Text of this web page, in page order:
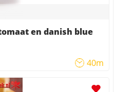
en danish blue
40m